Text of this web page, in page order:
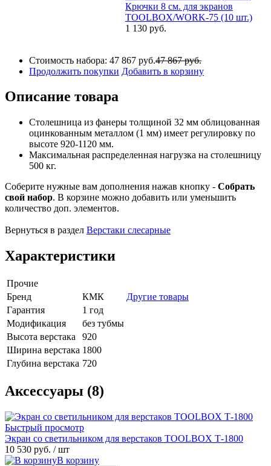
Крючки 8 см. для экранов
TOOLBOX/WORK-75 (10 шт.)
1 130 руб.
Стоимость набора: 47 867 руб.47 867 руб.
Продолжить покупки Добавить в корзину
Описание товара
Столешница из фанеры толщиной 32 мм облицованная
оцинкованным металлом (1 мм) имеет регулировку по
высоте 920-1120 мм.
Максимальная распределенная нагрузка на столешницу
500 кг.
Соберите нужные вам дополнения нажав кнопку - Собрать
свой набор. В корзине можно добавить или уменьшить
количество доп. элементов.
Вернуться в раздел Верстаки слесарные
Характеристики
Прочие
Бренд
КМК
Другие товары
Гарантия
1 год
Модификация
без тубмы
Высота верстака
920
Ширина верстака 1800
Глубина верстака 720
Аксессуары (8)
Быстрый просмотр
Экран со светильником для верстаков TOOLBOX Т-1800
10 530 руб. / шт
В корзину